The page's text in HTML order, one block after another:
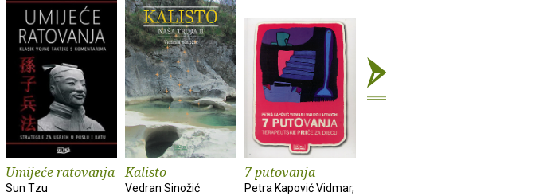
Umijeće ratovanja
Sun Tzu
Kalisto
Vedran Sinožić
7 putovanja
Petra Kapović Vidmar,